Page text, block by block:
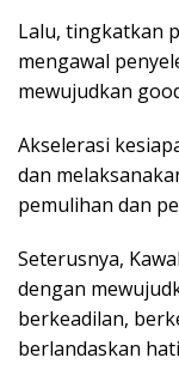
Lalu, tingkatkan
mengawal
mewujudkan
Akselerasi
dan
pemulihan dan
Seterusnya,
dengan
berkeadilan,
berlandaskan